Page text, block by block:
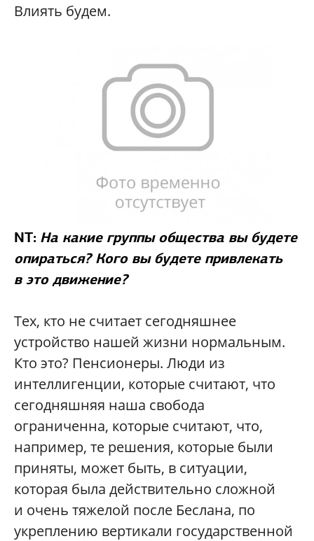
Влиять будем.
NT: На какие группы общества вы будете
опираться? Кого вы будете привлекать
в это движение?
Тех, кто не считает сегодняшнее
устройство нашей жизни нормальным.
Кто это? Пенсионеры. Люди из
интеллигенции, которые считают, что
сегодняшняя наша свобода
ограниченна, которые считают, что,
например, те решения, которые были
приняты, может быть, в ситуации,
которая была действительно сложной
и очень тяжелой после Беслана, по
укреплению вертикали государственной